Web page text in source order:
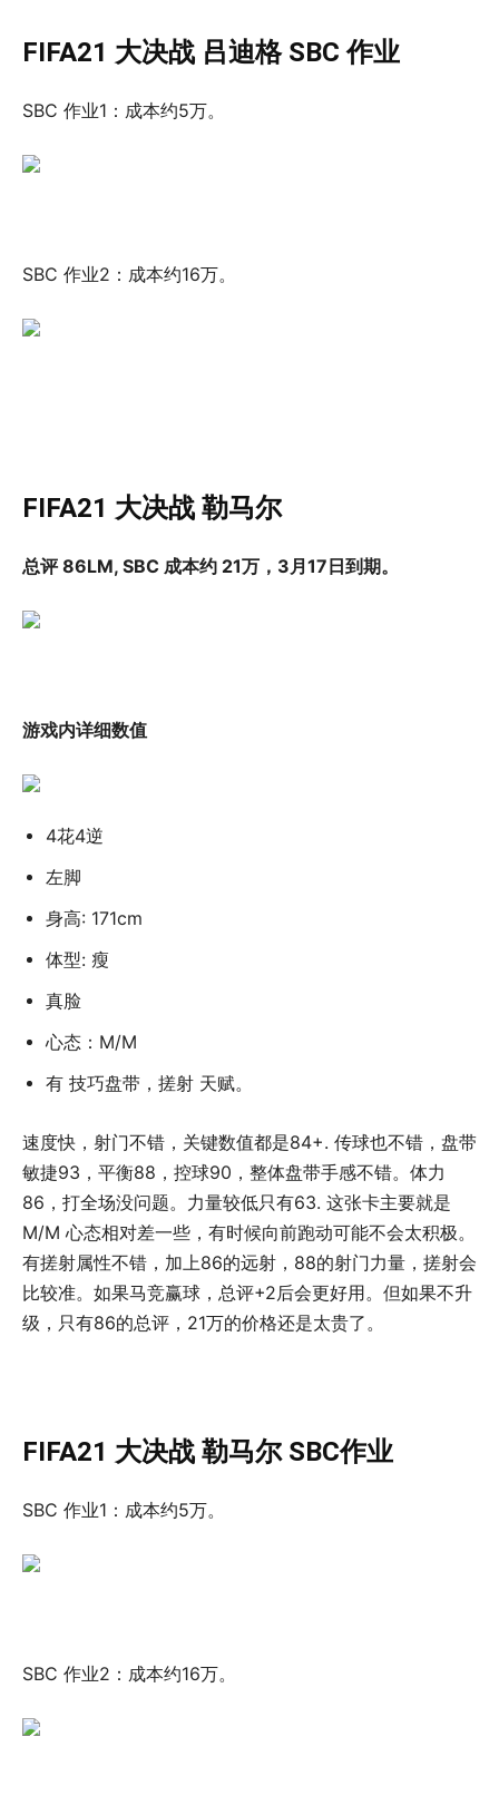
FIFA21 大决战 吕迪格 SBC 作业
SBC 作业1：成本约5万。
SBC 作业2：成本约16万。
FIFA21 大决战 勒马尔
总评 86LM, SBC 成本约 21万，3月17日到期。
游戏内详细数值
4花4逆
左脚
身高: 171cm
体型: 瘦
真脸
心态：M/M
有 技巧盘带，搓射 天赋。
速度快，射门不错，关键数值都是84+. 传球也不错，盘带
敏捷93，平衡88，控球90，整体盘带手感不错。体力
86，打全场没问题。力量较低只有63. 这张卡主要就是
M/M 心态相对差一些，有时候向前跑动可能不会太积极。
有搓射属性不错，加上86的远射，88的射门力量，搓射会
比较准。如果马竞赢球，总评+2后会更好用。但如果不升
级，只有86的总评，21万的价格还是太贵了。
FIFA21 大决战 勒马尔 SBC作业
SBC 作业1：成本约5万。
SBC 作业2：成本约16万。